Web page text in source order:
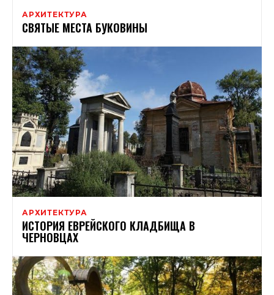
АРХИТЕКТУРА
СВЯТЫЕ МЕСТА БУКОВИНЫ
АРХИТЕКТУРА
ИСТОРИЯ ЕВРЕЙСКОГО КЛАДБИЩА В
ЧЕРНОВЦАХ